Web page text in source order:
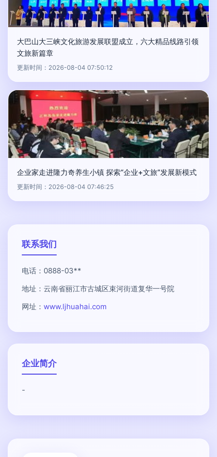
大巴山大三峡文化旅游发展联盟成立，六大精品线路引领
文旅新篇章
更新时间：2026-08-04 07:50:12
企业家走进隆力奇养生小镇 探索“企业+文旅”发展新模式
更新时间：2026-08-04 07:46:25
联系我们
电话：0888-03**
地址：云南省丽江市古城区束河街道复华一号院
网址： www.ljhuahai.com
企业简介
-